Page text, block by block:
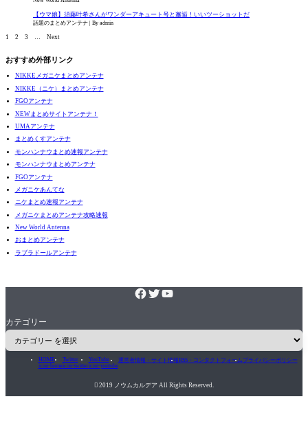
【ウマ娘】須藤叶希さんがワンダーアキュート号と邂逅！いいツーショットだ
話題のまとめアンテナ By admin
1 2 3 … Next
おすすめ外部リンク
NIKKEメガニケまとめアンテナ
NIKKE（ニケ）まとめアンテナ
FGOアンテナ
NEWまとめサイトアンテナ！
UMAアンテナ
まとめくすアンテナ
モンハンナウまとめ速報アンテナ
モンハンナウまとめアンテナ
FGOアンテナ
メガニケあんてな
ニケまとめ速報アンテナ
メガニケまとめアンテナ攻略速報
New World Antenna
おまとめアンテナ
ラブラドールアンテナ
カテゴリー
HOME
icon-home
Twitter
icon-twitter
YouTube
icon-youtube
運営者情報・サイト情報RSS・コンタクトフォームプライバシーポリシー
 2019 ノウムカルデア All Rights Reserved.